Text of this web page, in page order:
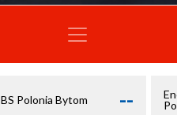
BS Polonia Bytom --